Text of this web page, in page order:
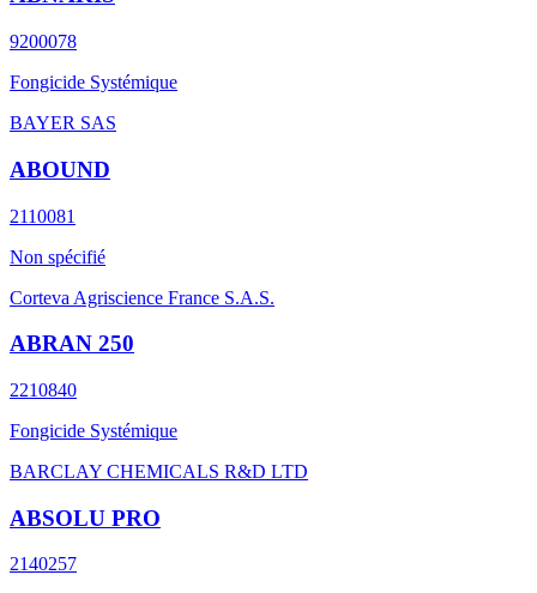
9200078
Fongicide Systémique
BAYER SAS
ABOUND
2110081
Non spécifié
Corteva Agriscience France S.A.S.
ABRAN 250
2210840
Fongicide Systémique
BARCLAY CHEMICALS R&D LTD
ABSOLU PRO
2140257